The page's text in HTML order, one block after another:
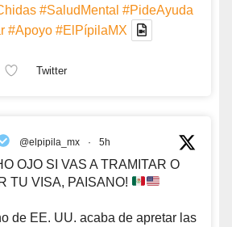
#SaludMental #PideAyuda
#Apoyo #ElPípilaMX
Twitter
@elpipila_mx · 5h
OJO SI VAS A TRAMITAR O
TU VISA, PAISANO!
de EE. UU. acaba de apretar las